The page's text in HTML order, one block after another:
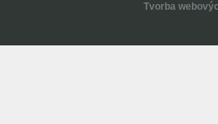
Tvorba